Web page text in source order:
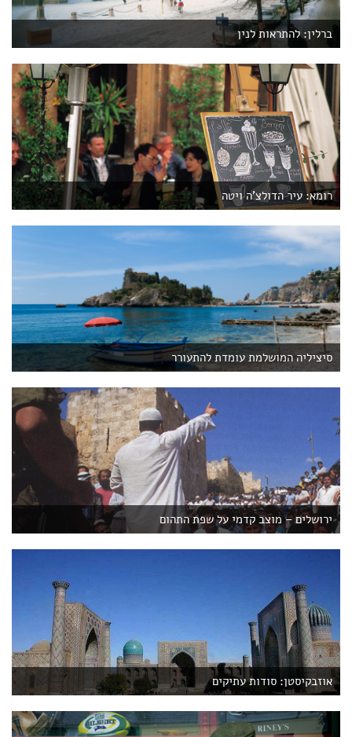
ברלין: להתראות לנין
רומא: עיר הדולצ'ה ויטה
סיציליה המושלמת עומדת להתעורר
ירושלים – מוצב קדמי על שפת התהום
אוזבקיסטן: סודות עתיקים